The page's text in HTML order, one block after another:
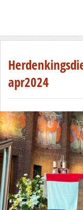
apr2024